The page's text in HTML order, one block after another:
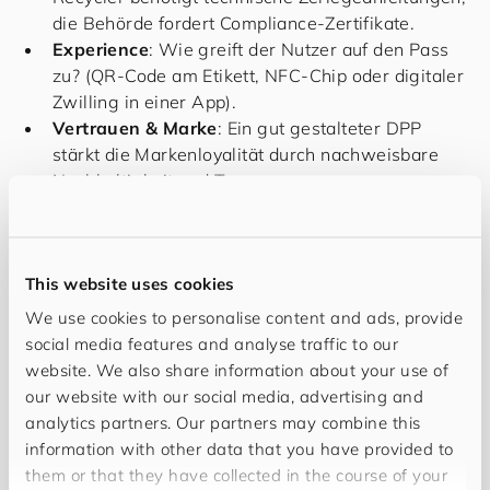
This website uses cookies
We use cookies to personalise content and ads, provide
social media features and analyse traffic to our
website. We also share information about your use of
our website with our social media, advertising and
analytics partners. Our partners may combine this
information with other data that you have provided to
them or that they have collected in the course of your
die Behörde fordert Compliance-Zertifikate.
Experience: Wie greift der Nutzer auf den Pass
zu? (QR-Code am Etikett, NFC-Chip oder digitaler
Zwilling in einer App).
Vertrauen & Marke: Ein gut gestalteter DPP
stärkt die Markenloyalität durch nachweisbare
Nachhaltigkeit und Transparenz.
3. Organisation & Prozesse: Das
operative Getriebe
Der DPP verändert, wie Abteilungen
zusammenarbeiten. Er ist ein Querschnittsthema, das
Silos aufbricht.